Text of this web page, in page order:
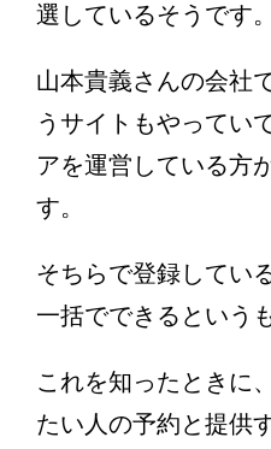
選しているそうです。
山本貴義さんの会社
うサイトもやってい
アを運営している方
す。
そちらで登録してい
一括でできるという
これを知ったときに
たい人の予約と提供